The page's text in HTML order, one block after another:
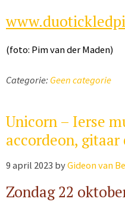
(foto: Pim van der Maden)
Categorie:Geen categorie
Unicorn – Ierse
accordeon, gitaar
9 april 2023 byGideon van
Zondag 22